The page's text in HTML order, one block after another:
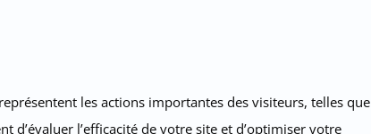
les actions importantes des visiteurs, telles que
d’évaluer l’efficacité de votre site et d’optimiser votre